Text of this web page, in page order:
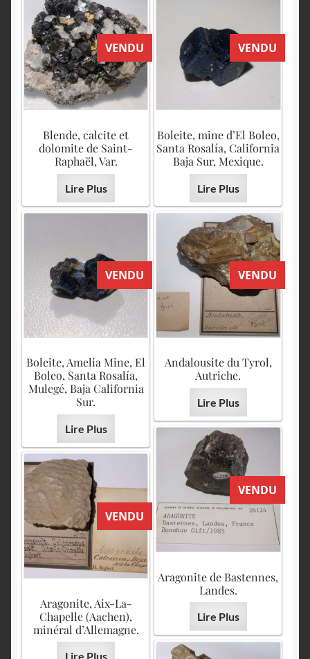
VENDU
Blende, calcite et
dolomite de Saint-
Raphaël, Var.
Lire Plus
VENDU
Boleite, mine d’El Boleo,
Santa Rosalía, California
Baja Sur, Mexique.
Lire Plus
VENDU
Boleite, Amelia Mine, El
Boleo, Santa Rosalía,
Mulegé, Baja California
Sur.
Lire Plus
VENDU
Andalousite du Tyrol,
Autriche.
Lire Plus
VENDU
Aragonite de Bastennes,
Landes.
Lire Plus
VENDU
Aragonite, Aix-La-
Chapelle (Aachen),
minéral d’Allemagne.
Lire Plus